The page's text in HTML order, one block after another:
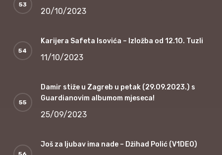
20/10/2023
Karijera Safeta Isovića – Izložba od 12.10. Tuzli
11/10/2023
Damir stiže u Zagreb u petak (29.09.2023.) s
Guardianovim albumom mjeseca!
25/09/2023
Još za ljubav ima nade – Džihad Polić (V1DEO)